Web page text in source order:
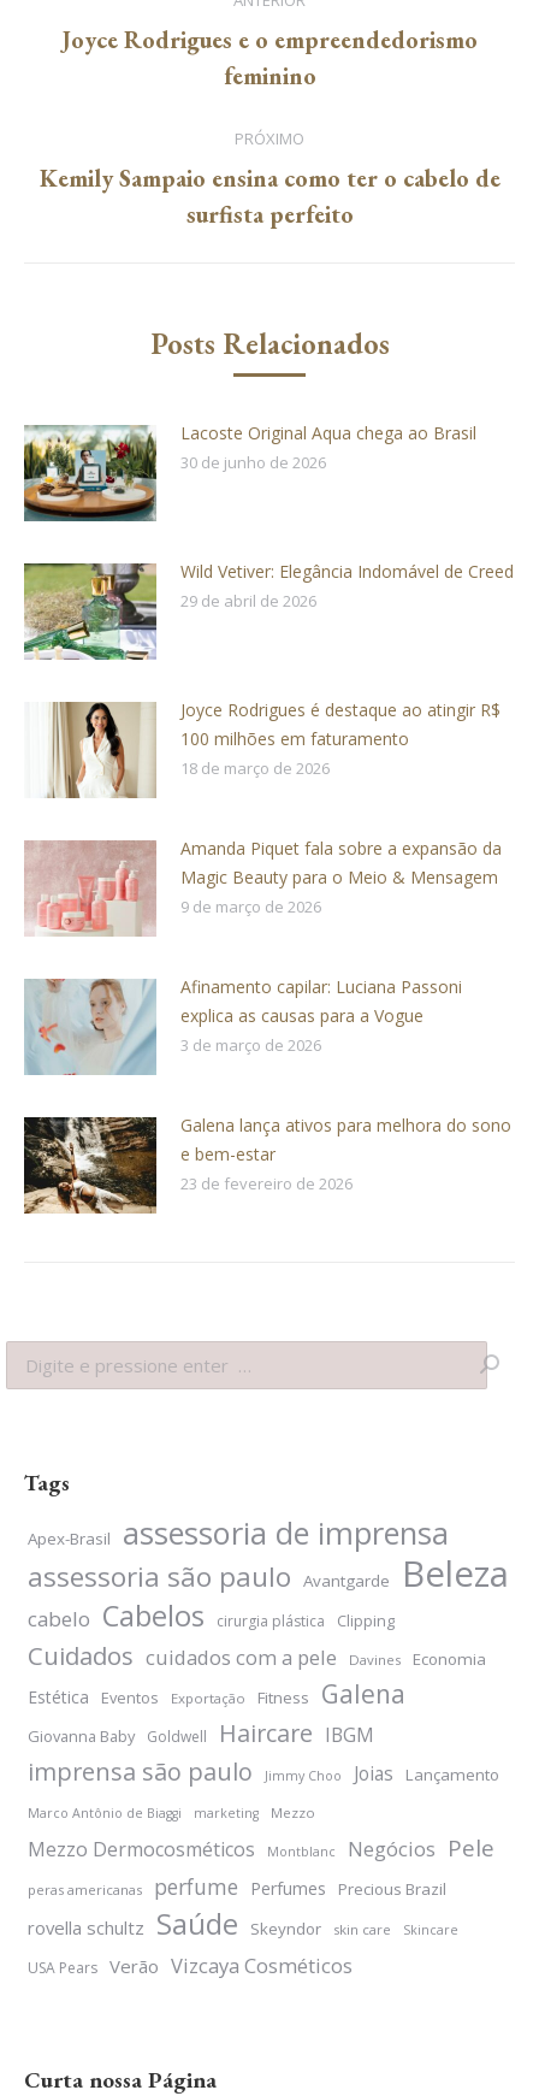
Post
anterior:
Joyce Rodrigues e o empreendedorismo
feminino
PRÓXIMO
Próximo
post:
Kemily Sampaio ensina como ter o cabelo de
surfista perfeito
Posts Relacionados
Lacoste Original Aqua chega ao Brasil
30 de junho de 2026
Wild Vetiver: Elegância Indomável de Creed
29 de abril de 2026
Joyce Rodrigues é destaque ao atingir R$
100 milhões em faturamento
18 de março de 2026
Amanda Piquet fala sobre a expansão da
Magic Beauty para o Meio & Mensagem
9 de março de 2026
Afinamento capilar: Luciana Passoni
explica as causas para a Vogue
3 de março de 2026
Galena lança ativos para melhora do sono
e bem-estar
23 de fevereiro de 2026
Search:
Tags
Apex-Brasil assessoria de imprensa
assessoria são paulo Avantgarde Beleza
cabelo Cabelos cirurgia plástica Clipping
Cuidados cuidados com a pele Davines Economia
Estética Eventos Exportação Fitness Galena
Giovanna Baby Goldwell Haircare IBGM
imprensa são paulo Jimmy Choo Joias Lançamento
Marco Antônio de Biaggi marketing Mezzo
Mezzo Dermocosméticos Montblanc Negócios Pele
peras americanas perfume Perfumes Precious Brazil
rovella schultz Saúde Skeyndor skin care Skincare
USA Pears Verão Vizcaya Cosméticos
Curta nossa Página